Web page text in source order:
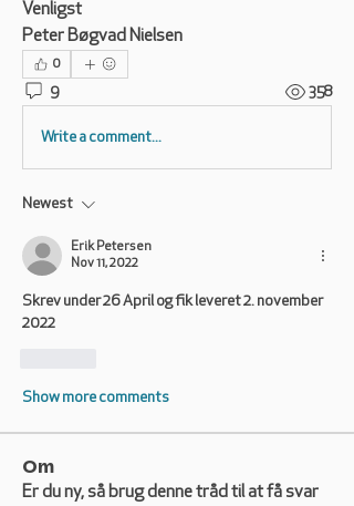
Venligst
Peter Bøgvad Nielsen
0
9 358
Write a comment...
Newest
Erik Petersen
Nov 11, 2022
Skrev under 26 April og fik leveret 2. november
2022
Show more comments
Om
Er du ny, så brug denne tråd til at få svar